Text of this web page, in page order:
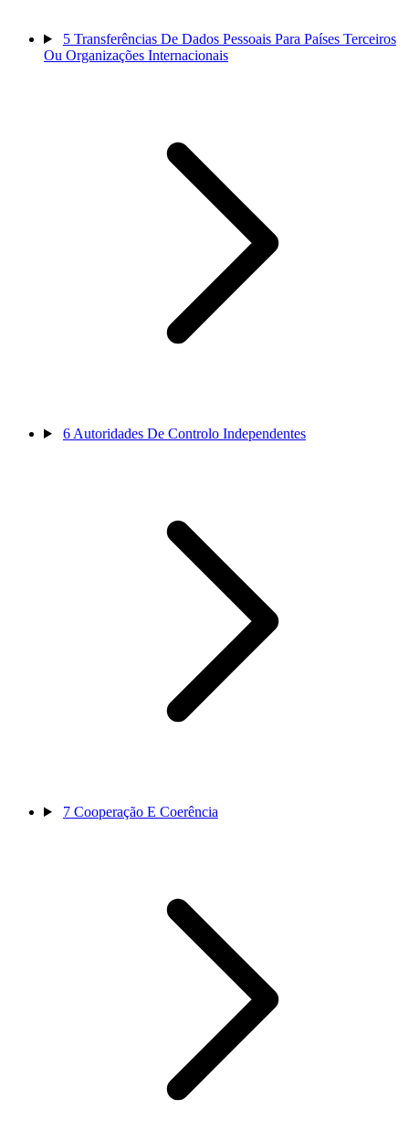
5 Transferências De Dados Pessoais Para Países Terceiros
Ou Organizações Internacionais
6 Autoridades De Controlo Independentes
7 Cooperação E Coerência